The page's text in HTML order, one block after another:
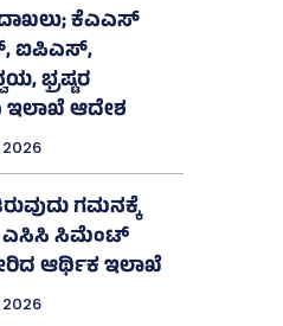
ಕೆಎಎಸ್
ಐಪಿಎಸ್‌,
ಭ್ರಷ್ಟರ
ಇಲಾಖೆ ಆದೇಶ
ಗಮನಕ್ಕೆ
ಎಸಿಸಿ ಸಿಮೆಂಟ್
ಆರ್ಥಿಕ ಇಲಾಖೆ